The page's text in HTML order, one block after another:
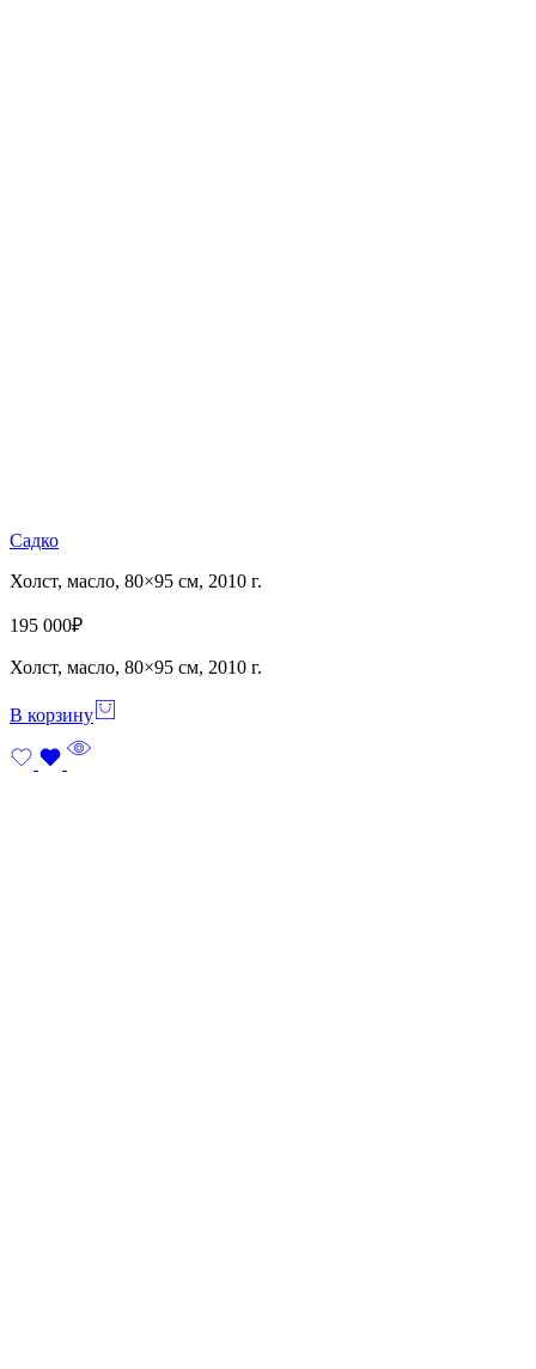
Садко
Холст, масло, 80×95 см, 2010 г.
195 000₽
Холст, масло, 80×95 см, 2010 г.
В корзину